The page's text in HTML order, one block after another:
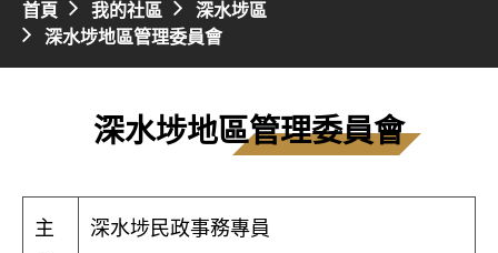
首頁 我的社區
深水埗區
深水埗地區管理委員會
深水埗地區管理委員會
主
深水埗民政事務專員